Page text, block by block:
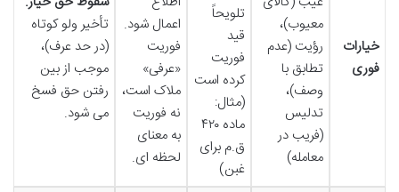
خیارات
فوری
معیوب)،
رؤیت (عدم
تطابق با
وصف)،
تدلیس
(فریب در
معامله)
تلویحاً
قید
فوریت
کرده است
(مثال:
ماده ۴۲۰
ق.م برای
غبن)
اعمال شود.
فوریت
«عرفی»
ملاک است،
نه فوریت
به معنای
لحظه ای.
تأخیر ولو کوتاه
(در حد عرف)،
موجب از بین
رفتن حق فسخ
می شود.